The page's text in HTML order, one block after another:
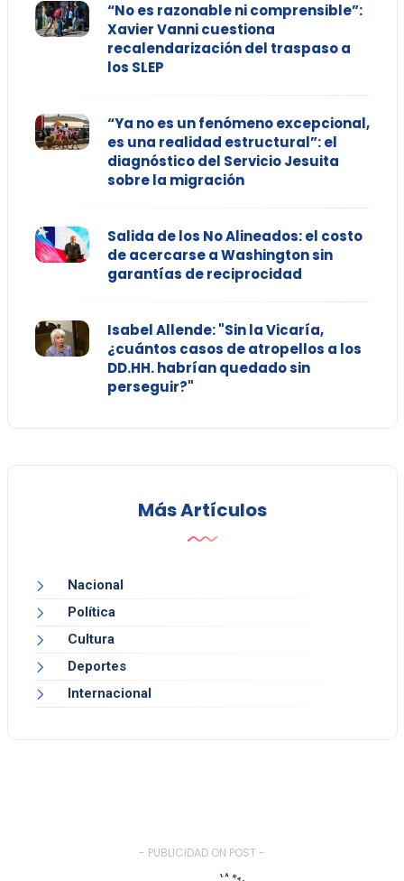
“No es razonable ni comprensible”:
Xavier Vanni cuestiona
recalendarización del traspaso a
los SLEP
“Ya no es un fenómeno excepcional,
es una realidad estructural”: el
diagnóstico del Servicio Jesuita
sobre la migración
Salida de los No Alineados: el costo
de acercarse a Washington sin
garantías de reciprocidad
Isabel Allende: "Sin la Vicaría,
¿cuántos casos de atropellos a los
DD.HH. habrían quedado sin
perseguir?"
Más Artículos
Nacional
Política
Cultura
Deportes
Internacional
- PUBLICIDAD ON POST -